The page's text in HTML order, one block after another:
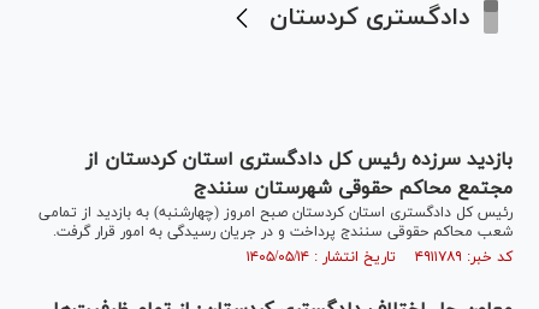
دادگستری کردستان
بازدید سرزده رئیس کل دادگستری استان کردستان از
مجتمع محاکم حقوقی شهرستان سنندج
رئیس کل دادگستری استان کردستان صبح امروز (چهارشنبه) به بازدید از تمامی
شعب محاکم حقوقی سنندج پرداخت و در جریان رسیدگی به امور قرار گرفت.
کد خبر: ۴۹۱۱۷۸۹ تاریخ انتشار : ۱۴۰۵/۰۵/۱۴